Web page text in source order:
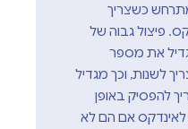
כשצריך
פיצול גבוה של
את מספר
לשנות, וכך מגדיל
להפסיק באופן
אם הם לא